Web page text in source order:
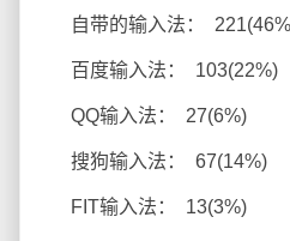
自带的输入法：
百度输入法： 103(22%)
QQ输入法： 27(6%)
搜狗输入法： 67(14%)
FIT输入法： 13(3%)